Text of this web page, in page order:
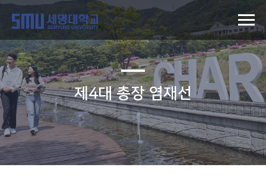
제4대 총장 염재선